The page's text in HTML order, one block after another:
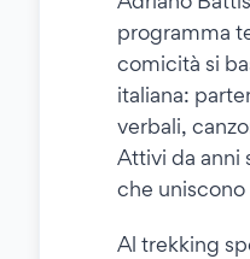
programma
comicità si
italiana:
verbali,
Attivi da anni
che uniscono
Al trekking